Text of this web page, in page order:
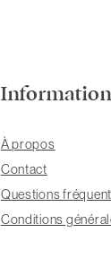
Information
À propos
Contact
Questions
Conditions